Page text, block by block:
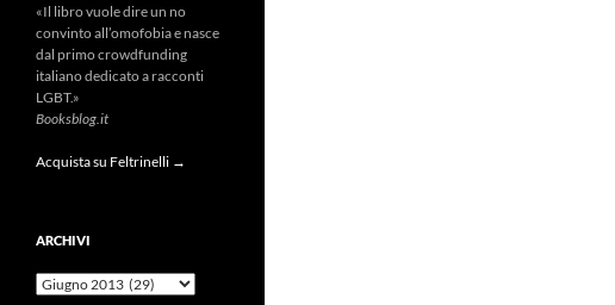
«Il libro vuole dire un no
convinto all’omofobia e nasce
dal primo crowdfunding
italiano dedicato a racconti
LGBT.»
Booksblog.it
Acquista su Feltrinelli →
ARCHIVI
Archivi